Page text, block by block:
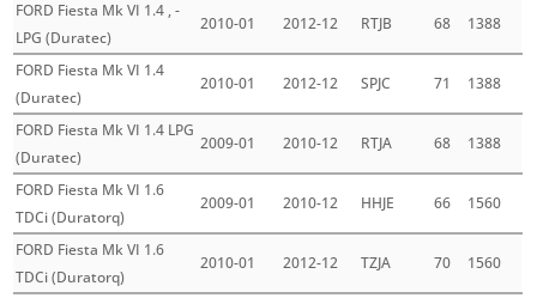
FORD Fiesta Mk VI 1.4 , -
LPG (Duratec)
2010-01 2012-12 RTJB 68 1388
FORD Fiesta Mk VI 1.4
(Duratec)
2010-01 2012-12 SPJC 71 1388
FORD Fiesta Mk VI 1.4 LPG
(Duratec)
2009-01 2010-12 RTJA 68 1388
FORD Fiesta Mk VI 1.6
TDCi (Duratorq)
2009-01 2010-12 HHJE 66 1560
FORD Fiesta Mk VI 1.6
TDCi (Duratorq)
2010-01 2012-12 TZJA 70 1560